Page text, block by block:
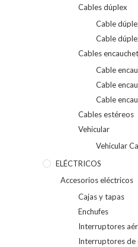
Cables dúplex
Cable
Cable
Cables
Cable
Cable
Cable
Cables estéreos
Vehicular
Vehicular
ELÉCTRICOS
Accesorios eléctricos
Cajas y tapas
Enchufes
Interruptores
Interruptores